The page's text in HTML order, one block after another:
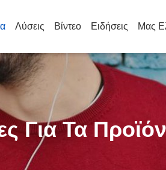
Λύσεις Βίντεο Ειδήσεις Μας
Για Τα